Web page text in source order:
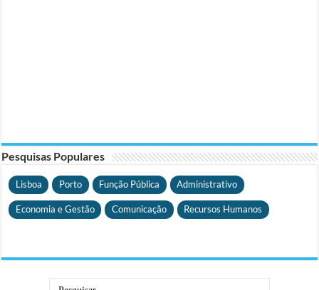
Pesquisas Populares
Lisboa Porto Função Pública Administrativo
Economia e Gestão Comunicação Recursos Humanos